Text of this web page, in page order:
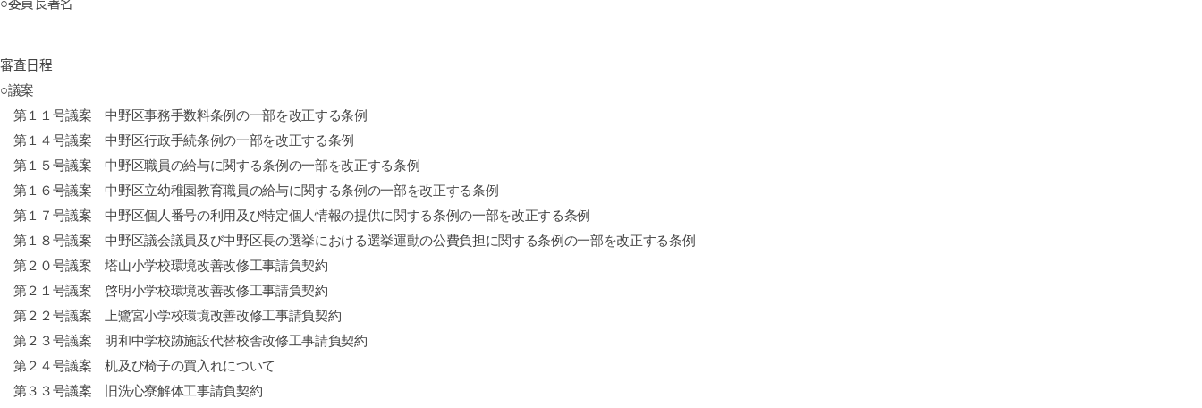
○委員長署名
審査日程
○議案
第１１号議案 中野区事務手数料条例の一部を改正する条例
第１４号議案 中野区行政手続条例の一部を改正する条例
第１５号議案 中野区職員の給与に関する条例の一部を改正する条例
第１６号議案 中野区立幼稚園教育職員の給与に関する条例の一部を改正する条例
第１７号議案 中野区個人番号の利用及び特定個人情報の提供に関する条例の一部を改正する条例
第１８号議案 中野区議会議員及び中野区長の選挙における選挙運動の公費負担に関する条例の一部を改正する条例
第２０号議案 塔山小学校環境改善改修工事請負契約
第２１号議案 啓明小学校環境改善改修工事請負契約
第２２号議案 上鷺宮小学校環境改善改修工事請負契約
第２３号議案 明和中学校跡施設代替校舎改修工事請負契約
第２４号議案 机及び椅子の買入れについて
第３３号議案 旧洗心寮解体工事請負契約